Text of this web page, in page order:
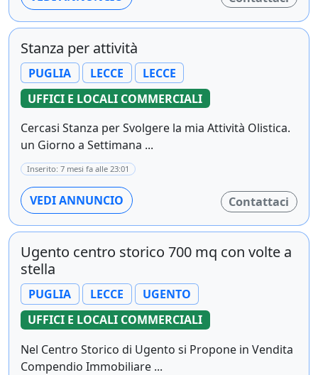
Stanza per attività
PUGLIA LECCE
LECCE
UFFICI E LOCALI COMMERCIALI
Cercasi Stanza per Svolgere la mia Attività Olistica.
un Giorno a Settimana ...
Inserito: 7 mesi fa alle 23:01
VEDI ANNUNCIO Contattaci
Ugento centro storico 700 mq con volte a
stella
PUGLIA LECCE
UGENTO
UFFICI E LOCALI COMMERCIALI
Nel Centro Storico di Ugento si Propone in Vendita
Compendio Immobiliare ...